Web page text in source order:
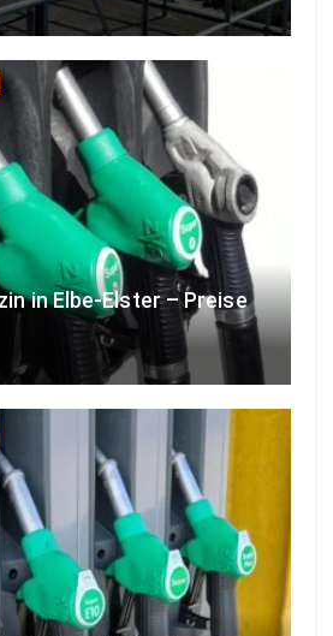
in Elbe-Elster – Preise